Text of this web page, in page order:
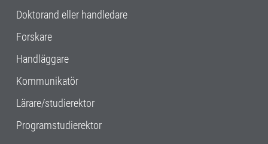
Doktorand eller handledare
Forskare
Handläggare
Kommunikatör
Lärare/studierektor
Programstudierektor